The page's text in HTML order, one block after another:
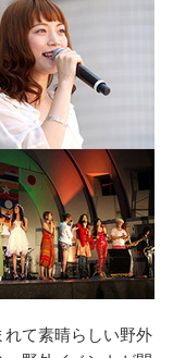
て素晴らしい野外